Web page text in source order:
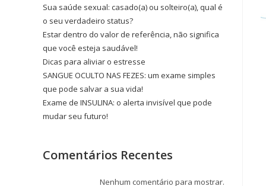
Sua saúde sexual: casado(a) ou solteiro(a), qual é
o seu verdadeiro status?
Estar dentro do valor de referência, não significa
que você esteja saudável!
Dicas para aliviar o estresse
SANGUE OCULTO NAS FEZES: um exame simples
que pode salvar a sua vida!
Exame de INSULINA: o alerta invisível que pode
mudar seu futuro!
Comentários Recentes
Nenhum comentário para mostrar.